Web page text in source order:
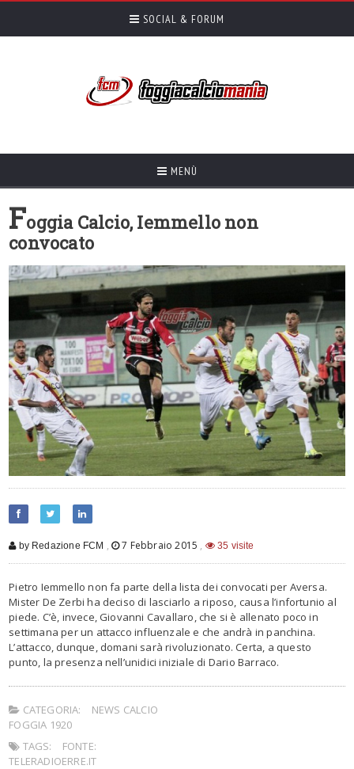
SOCIAL & FORUM
MENÙ
Foggia Calcio, Iemmello non
convocato
by Redazione FCM , 7 Febbraio 2015 , 35 visite
Pietro Iemmello non fa parte della lista dei convocati per Aversa.
Mister De Zerbi ha deciso di lasciarlo a riposo, causa l’infortunio al
piede. C’è, invece, Giovanni Cavallaro, che si è allenato poco in
settimana per un attacco influenzale e che andrà in panchina.
L’attacco, dunque, domani sarà rivoluzionato. Certa, a questo
punto, la presenza nell’unidici iniziale di Dario Barraco.
CATEGORIA:
NEWS CALCIO
FOGGIA 1920
TAGS:
FONTE:
TELERADIOERRE.IT